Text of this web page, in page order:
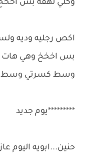
وكلي لهفه بس
اكص رجليه وديه
بس اخخخ وهي هات
وسط كسرتي وسط
*********يوم جديد
حنين...ابويه اليوم